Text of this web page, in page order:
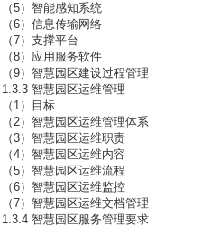
（5）智能感知系统
（6）信息传输网络
（7）支撑平台
（8）应用服务软件
（9）智慧园区建设过程管理
1.3.3 智慧园区运维管理
（1）目标
（2）智慧园区运维管理体系
（3）智慧园区运维职责
（4）智慧园区运维内容
（5）智慧园区运维流程
（6）智慧园区运维监控
（7）智慧园区运维文档管理
1.3.4 智慧园区服务管理要求